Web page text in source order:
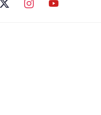
Nilgün Aygar ve
ailelerini hedef alam